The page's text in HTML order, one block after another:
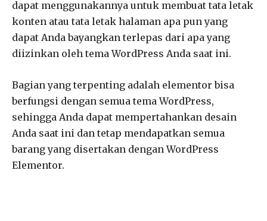
dapat menggunakannya untuk membuat tata letak
konten atau tata letak halaman apa pun yang
dapat Anda bayangkan terlepas dari apa yang
diizinkan oleh tema WordPress Anda saat ini.
Bagian yang terpenting adalah elementor bisa
berfungsi dengan semua tema WordPress,
sehingga Anda dapat mempertahankan desain
Anda saat ini dan tetap mendapatkan semua
barang yang disertakan dengan WordPress
Elementor.